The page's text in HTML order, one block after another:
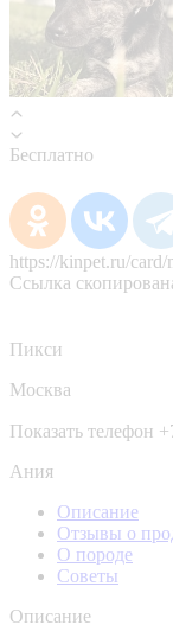
Бесплатно
https://kinpet.ru/
Ссылка
Пикси
Москва
Показать телефон
Ания
Описание
Отзывы о
О породе
Советы
Описание